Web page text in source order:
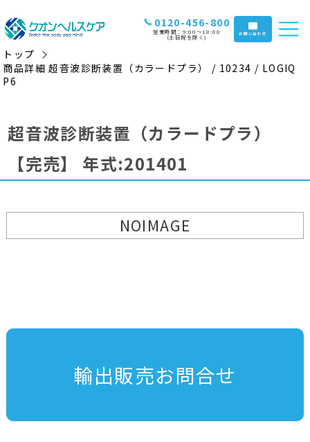
0120-456-800
営業時間：9:00〜18:00
(土日祝を除く) お問い合わせ
トップ
商品詳細 超音波診断装置（カラードプラ） / 10234 / LOGIQ
P6
超音波診断装置（カラードプラ）
【完売】
年式:201401
NOIMAGE
輸出販売お問合せ